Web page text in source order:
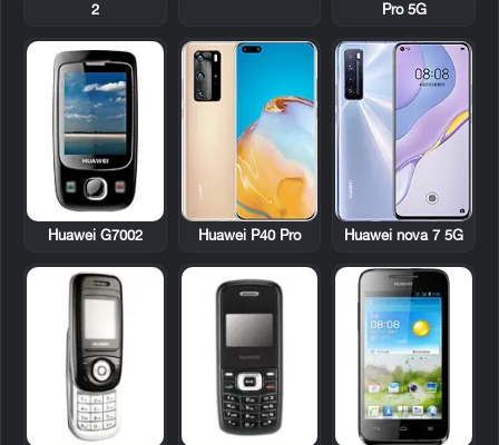
Pro 5G
2
Huawei nova 7 5G
Huawei P40 Pro
Huawei G7002